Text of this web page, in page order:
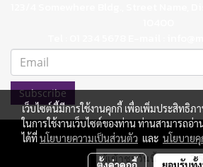
Subscribe
ผู้เข้าชมวันนี้
เว็บไซต์นี้มีการใช้งานคุกกี้ เพื่อเพิ่มประสิทธิ
ในการใช้งานเว็บไซต์ของท่าน ท่านสามารถอ่า
ได้ที่นโยบายความเป็นส่วนตัว และ นโยบายคุ